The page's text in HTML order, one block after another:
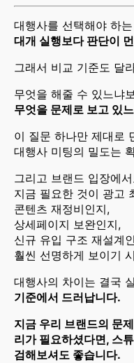
대행사를 선택해야 하
대개 실행보다 판단이
그래서 비교 기준도 달
무엇을 해줄 수 있느냐
무엇을 문제로 보고 있
이 질문 하나만 제대로
대행사 미팅의 밀도는
그리고 브랜드 입장에
지금 필요한 것이 광고
콘텐츠 재정비인지,
상세페이지 보완인지,
신규 유입 구조 재설계
훨씬 선명하게 보이기
대행사의 차이는 결국
기준에서 드러납니다.
지금 우리 브랜드의 문
리가 필요하셨다면, 스
검해보셔도 좋습니다.